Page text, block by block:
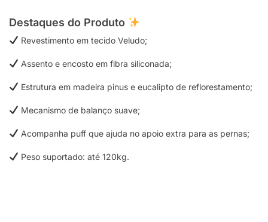
Destaques do Produto
Revestimento em tecido Veludo;
Assento e encosto em fibra siliconada;
Estrutura em madeira pinus e eucalipto de reflorestamento;
Mecanismo de balanço suave;
Acompanha puff que ajuda no apoio extra para as pernas;
Peso suportado: até 120kg.